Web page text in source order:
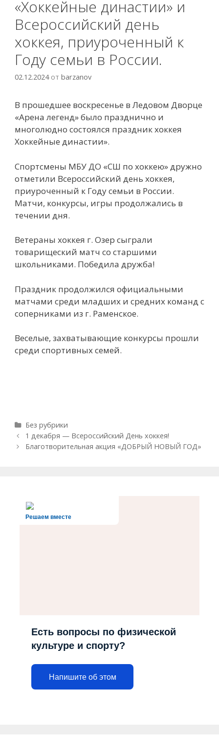
«Хоккейные династии» и
Всероссийский день
хоккея, приуроченный к
Году семьи в России.
02.12.2024 от barzanov
В прошедшее воскресенье в Ледовом Дворце
«Арена легенд» было празднично и
многолюдно состоялся праздник хоккея
Хоккейные династии».
Спортсмены МБУ ДО «СШ по хоккею» дружно
отметили Всероссийский день хоккея,
приуроченный к Году семьи в России.
Матчи, конкурсы, игры продолжались в
течении дня.
Ветераны хоккея г. Озер сыграли
товарищеский матч со старшими
школьниками. Победила дружба!
Праздник продолжился официальными
матчами среди младших и средних команд с
соперниками из г. Раменское.
Веселые, захватывающие конкурсы прошли
среди спортивных семей.
Рубрики
Без рубрики
Навигация
записи
1 декабря — Всероссийский День хоккея!
Благотворительная акция «ДОБРЫЙ НОВЫЙ ГОД»
Решаем вместе
Есть вопросы по физической
культуре и спорту?
Напишите об этом